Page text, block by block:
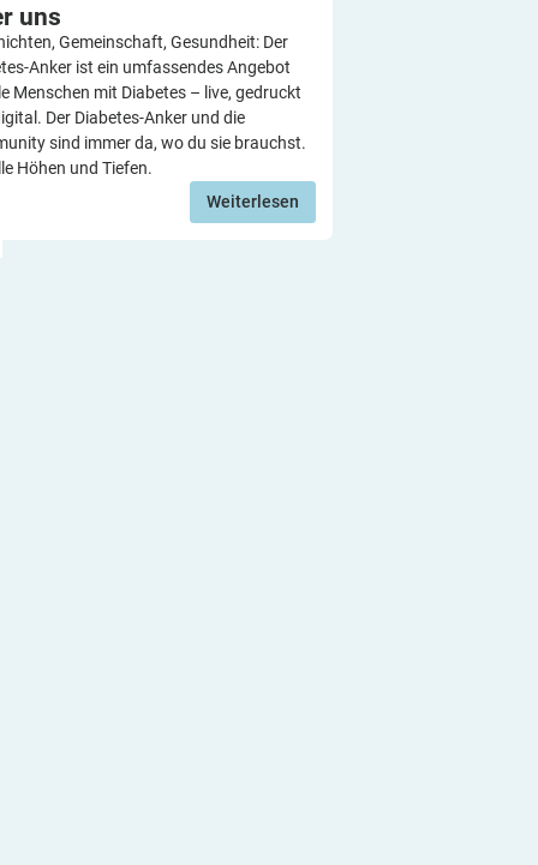
uns
Gemeinschaft, Gesundheit: Der
Anker ist ein umfassendes Angebot
Menschen mit Diabetes – live, gedruckt
Der Diabetes-Anker und die
sind immer da, wo du sie brauchst.
Höhen und Tiefen.
Weiterlesen